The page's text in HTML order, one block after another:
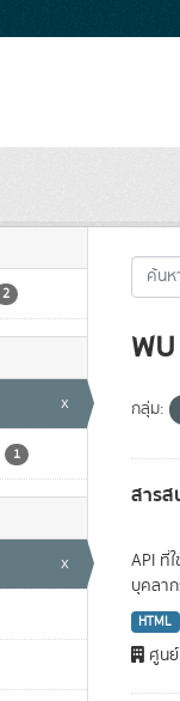
2
x
1
x
พ
กลุ่ม:
สารส
API ที่
บุคลา
HTML
ศูนย์